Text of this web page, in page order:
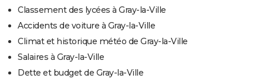
Classement des lycées à Gray-la-Ville
Accidents de voiture à Gray-la-Ville
Climat et historique météo de Gray-la-Ville
Salaires à Gray-la-Ville
Dette et budget de Gray-la-Ville